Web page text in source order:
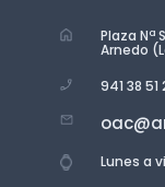
Plaza Nª
Arnedo
941 38 51
Lunes a